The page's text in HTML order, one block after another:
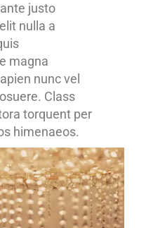
justo
nulla a
magna
nunc vel
Class
torquent per
himenaeos.